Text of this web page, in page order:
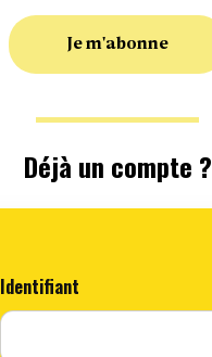
Je m'abonne
Déjà un compte ?
Identifiant